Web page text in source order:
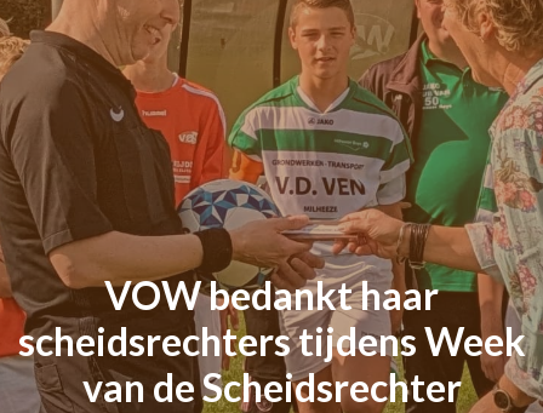
VOW bedankt haar
scheidsrechters tijdens Week
van de Scheidsrechter